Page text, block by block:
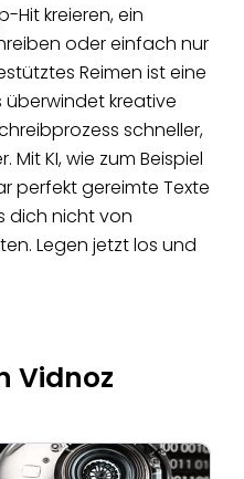
Hit kreieren, ein
oder einfach nur
Reimen ist eine
überwindet kreative
schneller,
KI, wie zum Beispiel
perfekt gereimte Texte
dich nicht von
Legen jetzt los und
Vidnoz